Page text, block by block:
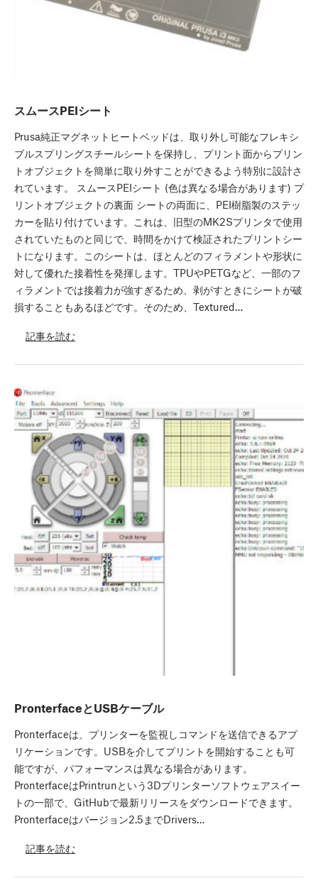
スムースPEIシート
Prusa純正マグネットヒートベッドは、取り外し可能なフレキシ
ブルスプリングスチールシートを保持し、プリント面からプリン
トオブジェクトを簡単に取り外すことができるよう特別に設計さ
れています。 スムースPEIシート (色は異なる場合があります) プ
リントオブジェクトの裏面 シートの両面に、PEI樹脂製のステッ
カーを貼り付けています。これは、旧型のMK2Sプリンタで使用
されていたものと同じで、時間をかけて検証されたプリントシー
トになります。このシートは、ほとんどのフィラメントや形状に
対して優れた接着性を発揮します。TPUやPETGなど、一部のフ
ィラメントでは接着力が強すぎるため、剥がすときにシートが破
損することもあるほどです。そのため、Textured…
記事を読む
PronterfaceとUSBケーブル
Pronterfaceは、プリンターを監視しコマンドを送信できるアプ
リケーションです。USBを介してプリントを開始することも可
能ですが、パフォーマンスは異なる場合があります。
PronterfaceはPrintrunという3Dプリンターソフトウェアスイー
トの一部で、GitHubで最新リリースをダウンロードできます。
Pronterfaceはバージョン2.5までDrivers…
記事を読む